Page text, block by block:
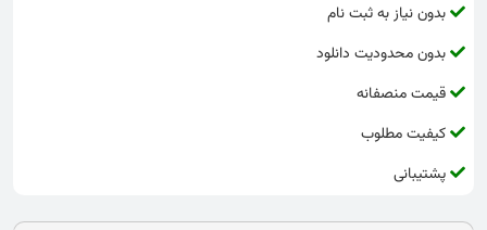
بدون نیاز به ثبت نام
بدون محدودیت دانلود
قیمت منصفانه
کیفیت مطلوب
پشتیبانی